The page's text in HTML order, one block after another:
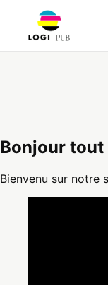
Bonjour tout
Bienvenu sur notre